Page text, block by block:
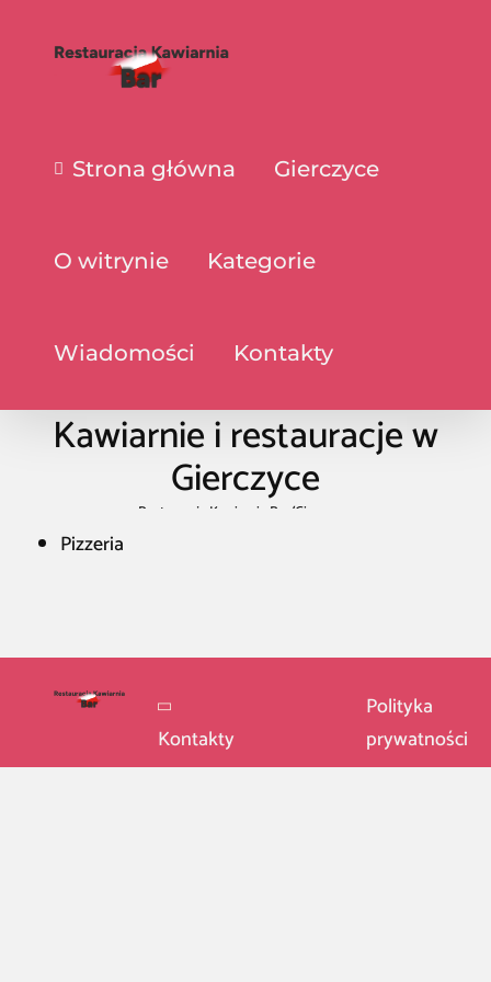
Strona główna Gierczyce
O witrynie Kategorie
Wiadomości Kontakty
Kawiarnie i restauracje w
Gierczyce
Restauracja Kawiarnia Bar /Gierczyce
Pizzeria
Kontakty
Polityka
prywatności